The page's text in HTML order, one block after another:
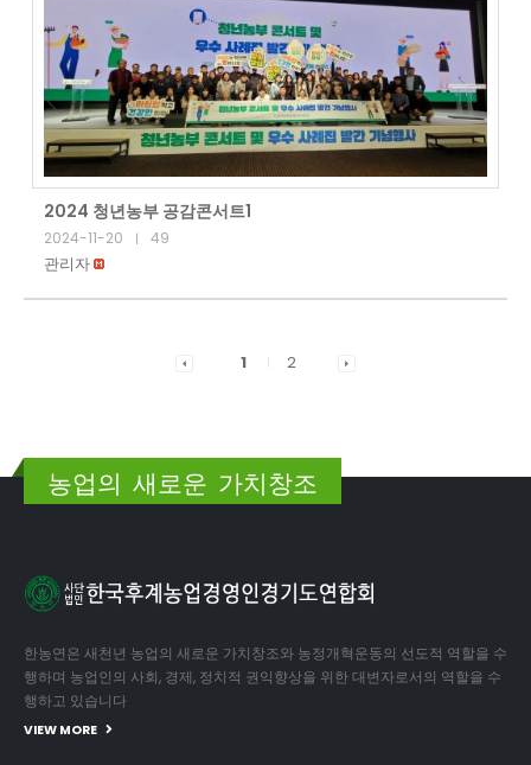
2024 청년농부 공감콘서트1
2024-11-20 | 49
관리자
1 2
농업의 새로운 가치창조
한농연은 새천년 농업의 새로운 가치창조와 농정개혁운동의 선도적 역할을 수
행하며 농업인의 사회, 경제, 정치적 권익향상을 위한 대변자로서의 역할을 수
행하고 있습니다
VIEW MORE